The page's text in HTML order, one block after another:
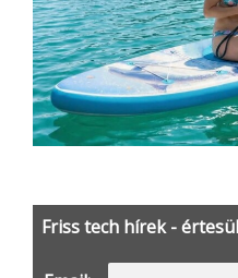
Friss tech hírek -